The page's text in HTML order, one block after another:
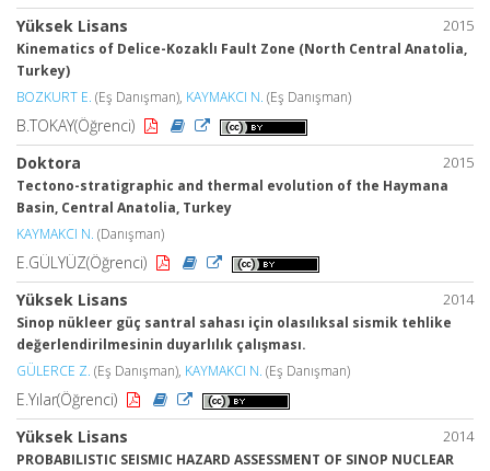
2015
Yüksek Lisans
Kinematics of Delice-Kozaklı Fault Zone (North Central Anatolia,
Turkey)
BOZKURT E. (Eş Danışman), KAYMAKCI N. (Eş Danışman)
B.TOKAY(Öğrenci)
2015
Doktora
Tectono-stratigraphic and thermal evolution of the Haymana
Basin, Central Anatolia, Turkey
KAYMAKCI N. (Danışman)
E.GÜLYÜZ(Öğrenci)
2014
Yüksek Lisans
Sinop nükleer güç santral sahası için olasılıksal sismik tehlike
değerlendirilmesinin duyarlılık çalışması.
GÜLERCE Z. (Eş Danışman), KAYMAKCI N. (Eş Danışman)
E.Yılar(Öğrenci)
2014
Yüksek Lisans
PROBABILISTIC SEISMIC HAZARD ASSESSMENT OF SINOP NUCLEAR